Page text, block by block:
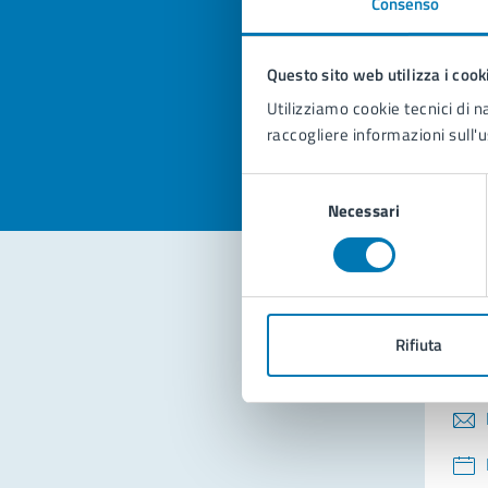
Questo sito web utilizza i
Utilizziamo cookie tecnici di
raccogliere informazioni
consenso
Necessari
Rifiuta